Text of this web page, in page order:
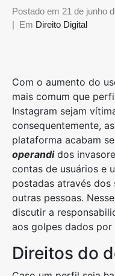
Postado em 21 de junho
Em Direito Digital
Com o aumento do
mais comum que
Instagram sejam
consequentemente,
plataforma acabam
operandidos
contas de usuários e
postadas através
outras pessoas.
discutir a
aos golpes dados
Direitos do